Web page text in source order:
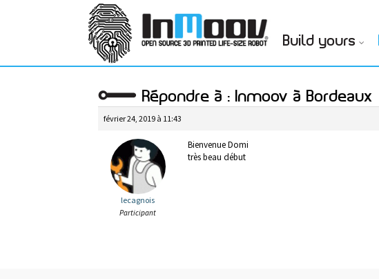
Build yours
Répondre à : Inmoov à Bordeaux
février 24, 2019 à 11:43
lecagnois
Participant
Bienvenue Domi
très beau début